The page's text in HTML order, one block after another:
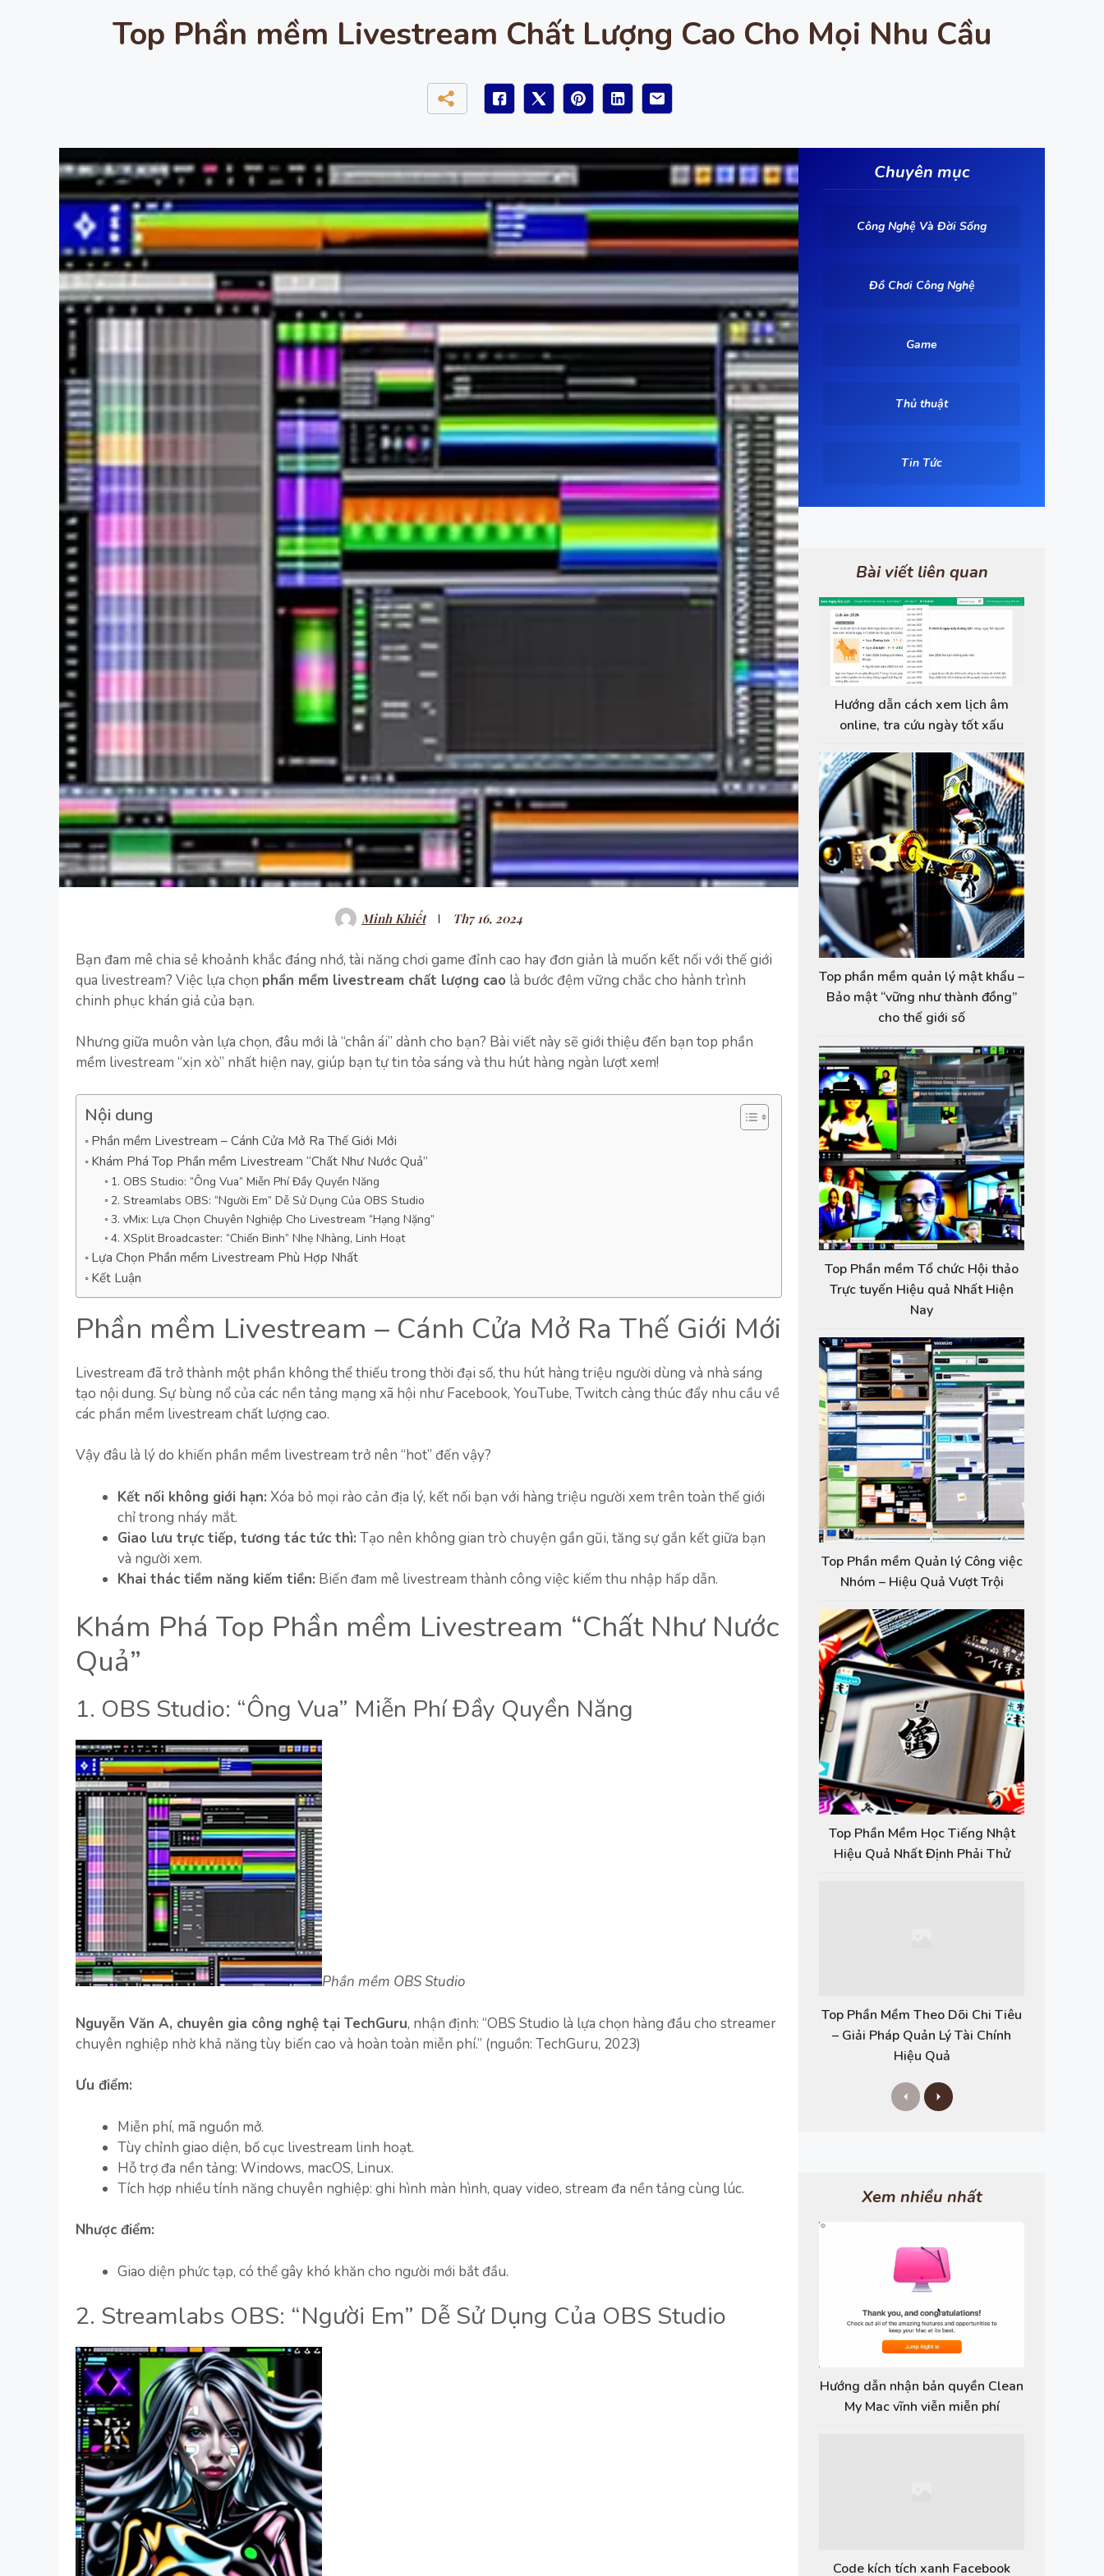
Top Phần mềm Livestream Chất Lượng Cao Cho Mọi Nhu Cầu
Minh Khiết Th7 16, 2024
Bạn đam mê chia sẻ khoảnh khắc đáng nhớ, tài năng chơi game đỉnh cao hay đơn giản là muốn kết nối với thế giới
qua livestream? Việc lựa chọn phần mềm livestream chất lượng cao là bước đệm vững chắc cho hành trình
chinh phục khán giả của bạn.
Nhưng giữa muôn vàn lựa chọn, đâu mới là “chân ái” dành cho bạn? Bài viết này sẽ giới thiệu đến bạn top phần
mềm livestream “xịn xò” nhất hiện nay, giúp bạn tự tin tỏa sáng và thu hút hàng ngàn lượt xem!
Nội dung
Phần mềm Livestream – Cánh Cửa Mở Ra Thế Giới Mới
Khám Phá Top Phần mềm Livestream “Chất Như Nước Quả”
1. OBS Studio: “Ông Vua” Miễn Phí Đầy Quyền Năng
2. Streamlabs OBS: “Người Em” Dễ Sử Dụng Của OBS Studio
3. vMix: Lựa Chọn Chuyên Nghiệp Cho Livestream “Hạng Nặng”
4. XSplit Broadcaster: “Chiến Binh” Nhẹ Nhàng, Linh Hoạt
Lựa Chọn Phần mềm Livestream Phù Hợp Nhất
Kết Luận
Phần mềm Livestream – Cánh Cửa Mở Ra Thế Giới Mới
Livestream đã trở thành một phần không thể thiếu trong thời đại số, thu hút hàng triệu người dùng và nhà sáng
tạo nội dung. Sự bùng nổ của các nền tảng mạng xã hội như Facebook, YouTube, Twitch càng thúc đẩy nhu cầu về
các phần mềm livestream chất lượng cao.
Vậy đâu là lý do khiến phần mềm livestream trở nên “hot” đến vậy?
Kết nối không giới hạn: Xóa bỏ mọi rào cản địa lý, kết nối bạn với hàng triệu người xem trên toàn thế giới
chỉ trong nháy mắt.
Giao lưu trực tiếp, tương tác tức thì: Tạo nên không gian trò chuyện gần gũi, tăng sự gắn kết giữa bạn
và người xem.
Khai thác tiềm năng kiếm tiền: Biến đam mê livestream thành công việc kiếm thu nhập hấp dẫn.
Khám Phá Top Phần mềm Livestream “Chất Như Nước
Quả”
1. OBS Studio: “Ông Vua” Miễn Phí Đầy Quyền Năng
Phần mềm OBS Studio
Nguyễn Văn A, chuyên gia công nghệ tại TechGuru, nhận định: “OBS Studio là lựa chọn hàng đầu cho streamer
chuyên nghiệp nhờ khả năng tùy biến cao và hoàn toàn miễn phí.” (nguồn: TechGuru, 2023)
Ưu điểm:
Miễn phí, mã nguồn mở.
Tùy chỉnh giao diện, bố cục livestream linh hoạt.
Hỗ trợ đa nền tảng: Windows, macOS, Linux.
Tích hợp nhiều tính năng chuyên nghiệp: ghi hình màn hình, quay video, stream đa nền tảng cùng lúc.
Nhược điểm:
Giao diện phức tạp, có thể gây khó khăn cho người mới bắt đầu.
2. Streamlabs OBS: “Người Em” Dễ Sử Dụng Của OBS Studio
Chuyên mục
Công Nghệ Và Đời Sống
Đồ Chơi Công Nghệ
Game
Thủ thuật
Tin Tức
Bài viết liên quan
Hướng dẫn cách xem lịch âm
online, tra cứu ngày tốt xấu
Top phần mềm quản lý mật khẩu –
Bảo mật “vững như thành đồng”
cho thế giới số
Top Phần mềm Tổ chức Hội thảo
Trực tuyến Hiệu quả Nhất Hiện
Nay
Top Phần mềm Quản lý Công việc
Nhóm – Hiệu Quả Vượt Trội
Top Phần Mềm Học Tiếng Nhật
Hiệu Quả Nhất Định Phải Thử
Top Phần Mềm Theo Dõi Chi Tiêu
– Giải Pháp Quản Lý Tài Chính
Hiệu Quả
P
r
s
N
e
Xem nhiều nhất
Hướng dẫn nhận bản quyền Clean
My Mac vĩnh viễn miễn phí
Code kích tích xanh Facebook